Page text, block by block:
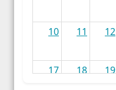
10 11 12
17 18 19